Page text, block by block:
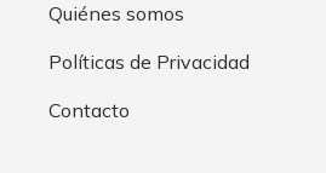
Quiénes somos
Políticas de Privacidad
Contacto